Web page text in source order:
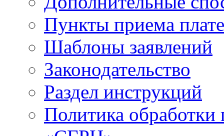
Пункты приема
Шаблоны заявлений
Законодательство
Раздел инструкций
Политика